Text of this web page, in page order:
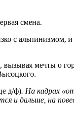
смена.
с альпинизмом,
вызывая мечты о
д/ф). На кадрах
и дальше, на